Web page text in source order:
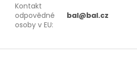
Kontakt
odpovědné
osoby v EU:
bal@bal.cz
Z